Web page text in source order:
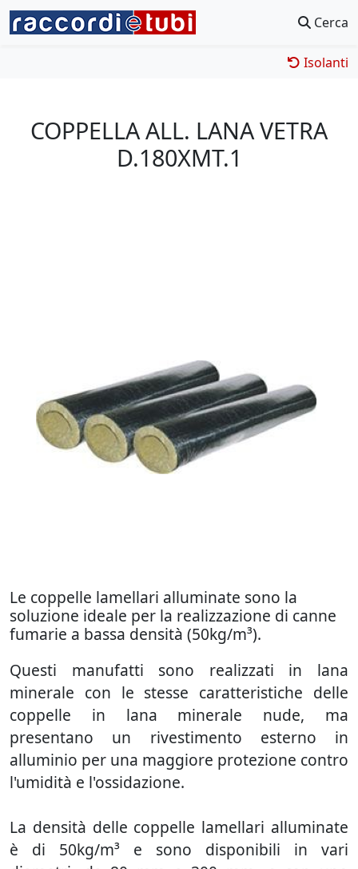
Cerca
Isolanti
COPPELLA ALL. LANA VETRA
D.180XMT.1
Le coppelle lamellari alluminate sono la
soluzione ideale per la realizzazione di canne
fumarie a bassa densità (50kg/m³).
Questi manufatti sono realizzati in lana
minerale con le stesse caratteristiche delle
coppelle in lana minerale nude, ma
presentano un rivestimento esterno in
alluminio per una maggiore protezione contro
l'umidità e l'ossidazione.
La densità delle coppelle lamellari alluminate
è di 50kg/m³ e sono disponibili in vari